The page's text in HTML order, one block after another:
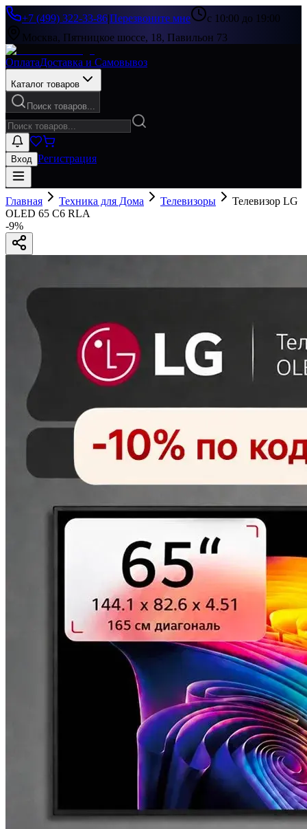
+7 (499) 322-33-86|Перезвоните мне
с 10:00 до 19:00
Москва, Пятницкое шоссе, 18, Павильон 73
ОплатаДоставка и Самовывоз
Каталог товаров
Поиск товаров...
Вход Регистрация
Главная Техника для Дома Телевизоры
Телевизор LG
OLED 65 C6 RLA
-9%